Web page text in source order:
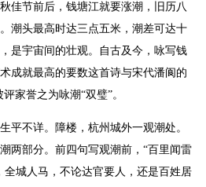
佳节前后，钱塘江就要涨潮，旧历八
潮头最高时达三点五米，潮差可达十
是宇宙间的壮观。自古及今，咏写钱
成就最高的要数这首诗与宋代潘阆的
家誉之为咏潮“双璧”。
平不详。障楼，杭州城外一观潮处。
两部分。前四句写观潮前，“百里闻雷
全城人马，不论达官要人，还是百姓居